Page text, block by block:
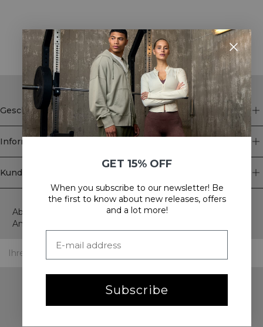
STYLE WITH
Geschäft
Information
Kundendienst
Newsletter
Abonnieren Sie unseren Newsletter! Erhalten Sie exklusive
Angebote, unsere neuesten Nachrichten und vieles mehr.
GET 15% OFF
When you subscribe to our newsletter! Be
the first to know about new releases, offers
and a lot more!
Subscribe